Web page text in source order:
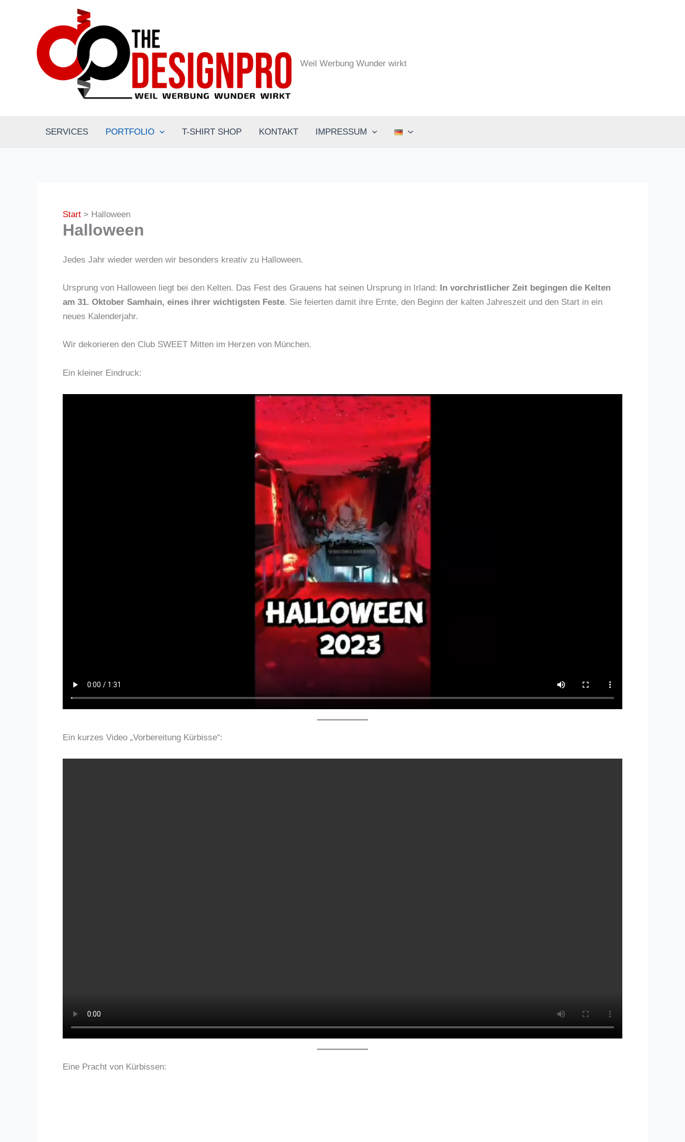
Weil Werbung Wunder wirkt
SERVICES PORTFOLIO T-SHIRT SHOP KONTAKT IMPRESSUM
Start Halloween
Halloween
Jedes Jahr wieder werden wir besonders kreativ zu Halloween.
Ursprung von Halloween liegt bei den Kelten. Das Fest des Grauens hat seinen Ursprung in Irland: In vorchristlicher Zeit begingen die Kelten
am 31. Oktober Samhain, eines ihrer wichtigsten Feste. Sie feierten damit ihre Ernte, den Beginn der kalten Jahreszeit und den Start in ein
neues Kalenderjahr.
Wir dekorieren den Club SWEET Mitten im Herzen von München.
Ein kleiner Eindruck:
Ein kurzes Video „Vorbereitung Kürbisse“:
Eine Pracht von Kürbissen: